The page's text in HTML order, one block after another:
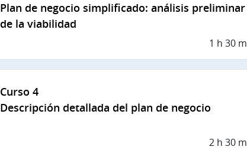
Plan de negocio simplificado: análisis preliminar
de la viabilidad
1 h 30 m
Curso 4
Descripción detallada del plan de negocio
2 h 30 m